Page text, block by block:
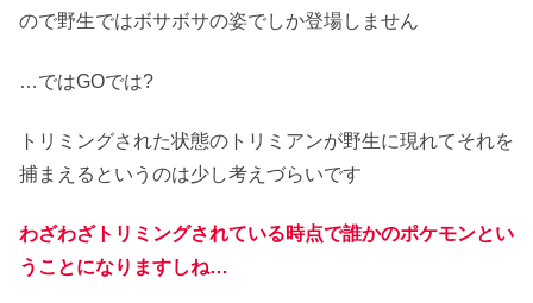
ので野生ではボサボサの姿でしか登場しません
…ではGOでは?
トリミングされた状態のトリミアンが野生に現れてそれを
捕まえるというのは少し考えづらいです
わざわざトリミングされている時点で誰かのポケモンとい
うことになりますしね…